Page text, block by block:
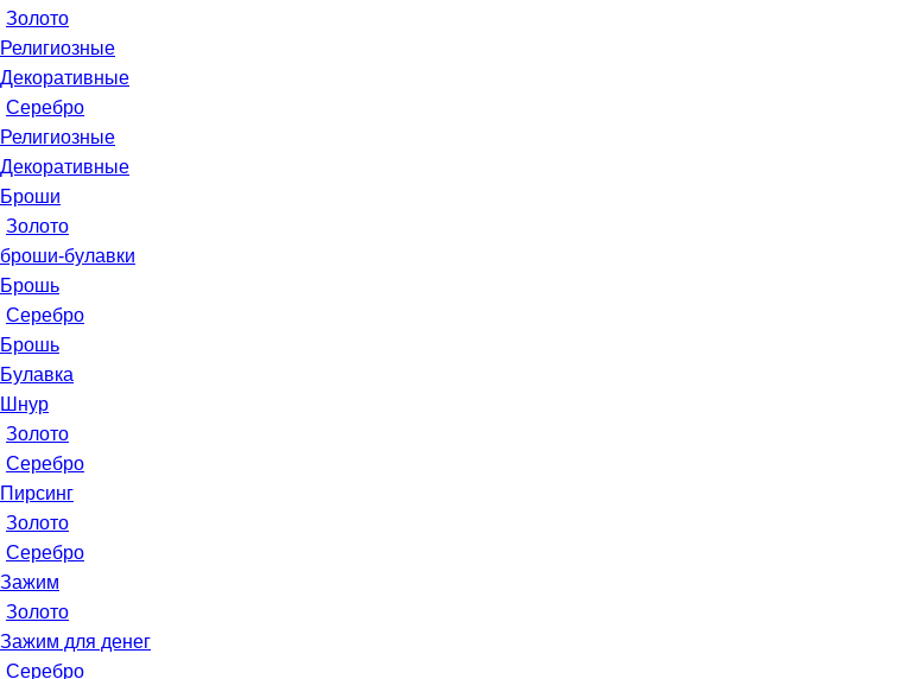
Золото
Религиозные
Декоративные
Серебро
Религиозные
Декоративные
Броши
Золото
броши-булавки
Брошь
Серебро
Брошь
Булавка
Шнур
Золото
Серебро
Пирсинг
Золото
Серебро
Зажим
Золото
Зажим для денег
Серебро